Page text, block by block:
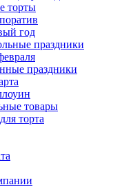
торты
год
праздники
праздники
товары
торта